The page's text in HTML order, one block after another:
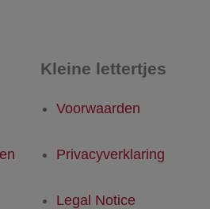
Kleine lettertjes
Voorwaarden
Privacyverklaring
Legal Notice